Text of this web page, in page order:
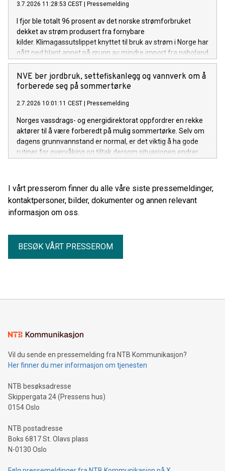
3.7.2026 11:28:53 CEST Pressemelding
I fjor ble totalt 96 prosent av det norske strømforbruket
dekket av strøm produsert fra fornybare
kilder. Klimagassutslippet knyttet til bruk av strøm i Norge har
gått ned blant annet på grunn av mindre import fra naboland
med høyere andel kraftproduksjon med klimautslipp. Det
viser NVEs klimadeklarasjon for fysisk levert strøm i 2025.
NVE ber jordbruk, settefiskanlegg og vannverk om å
forberede seg på sommertørke
2.7.2026 10:01:11 CEST Pressemelding
Norges vassdrags- og energidirektorat oppfordrer en rekke
aktører til å være forberedt på mulig sommertørke. Selv om
dagens grunnvannstand er normal, er det viktig å ha gode
rutiner for overvåking og tiltak dersom situasjonen endrer
I vårt presserom finner du alle våre siste pressemeldinger,
kontaktpersoner, bilder, dokumenter og annen relevant
informasjon om oss.
BESØK VÅRT PRESSEROM
Vil du sende en pressemelding fra NTB Kommunikasjon?
Her finner du mer informasjon om tjenesten
NTB besøksadresse
Skippergata 24 (Pressens hus)
0154 Oslo
NTB postadresse
Boks 6817 St. Olavs plass
N-0130 Oslo